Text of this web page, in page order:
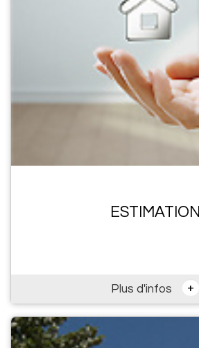
ESTIMATION
Plus d'infos +